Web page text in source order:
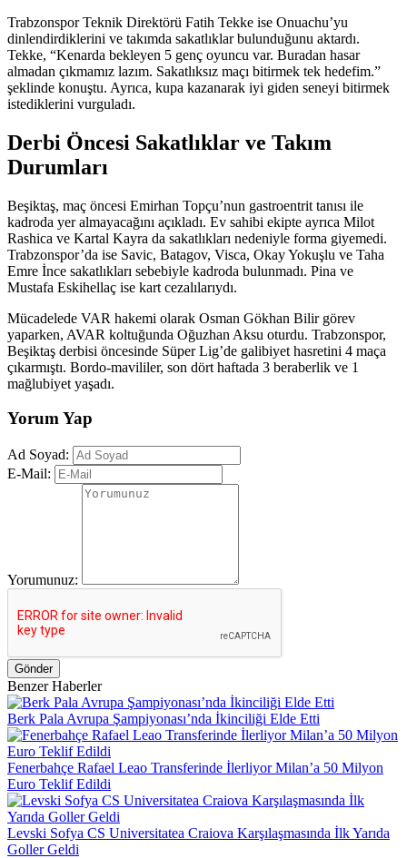
Trabzonspor Teknik Direktörü Fatih Tekke ise Onuachu’yu
dinlendirdiklerini ve takımda sakatlıklar bulunduğunu aktardı.
Tekke, “Kenarda bekleyen 5 genç oyuncu var. Buradan hasar
almadan çıkmamız lazım. Sakatlıksız maçı bitirmek tek hedefim.”
şeklinde konuştu. Ayrıca, kupa kazanarak iyi giden seneyi bitirmek
istediklerini vurguladı.
Derbi Öncesi Sakatlıklar ve Takım
Durumları
Beşiktaş, maç öncesi Emirhan Topçu’nun gastroentrit tanısı ile
kadroda yer almayacağını açıkladı. Ev sahibi ekipte ayrıca Milot
Rashica ve Kartal Kayra da sakatlıkları nedeniyle forma giyemedi.
Trabzonspor’da ise Savic, Batagov, Visca, Okay Yokuşlu ve Taha
Emre İnce sakatlıkları sebebiyle kadroda bulunmadı. Pina ve
Mustafa Eskihellaç ise kart cezalılarıydı.
Mücadelede VAR hakemi olarak Osman Gökhan Bilir görev
yaparken, AVAR koltuğunda Oğuzhan Aksu oturdu. Trabzonspor,
Beşiktaş derbisi öncesinde Süper Lig’de galibiyet hasretini 4 maça
çıkarmıştı. Bordo-mavililer, son dört haftada 3 beraberlik ve 1
mağlubiyet yaşadı.
Yorum Yap
Ad Soyad:
E-Mail:
Yorumunuz:
Gönder
Benzer Haberler
Berk Pala Avrupa Şampiyonası’nda İkinciliği Elde Etti
Fenerbahçe Rafael Leao Transferinde İlerliyor Milan’a 50 Milyon
Euro Teklif Edildi
Levski Sofya CS Universitatea Craiova Karşılaşmasında İlk Yarıda
Goller Geldi